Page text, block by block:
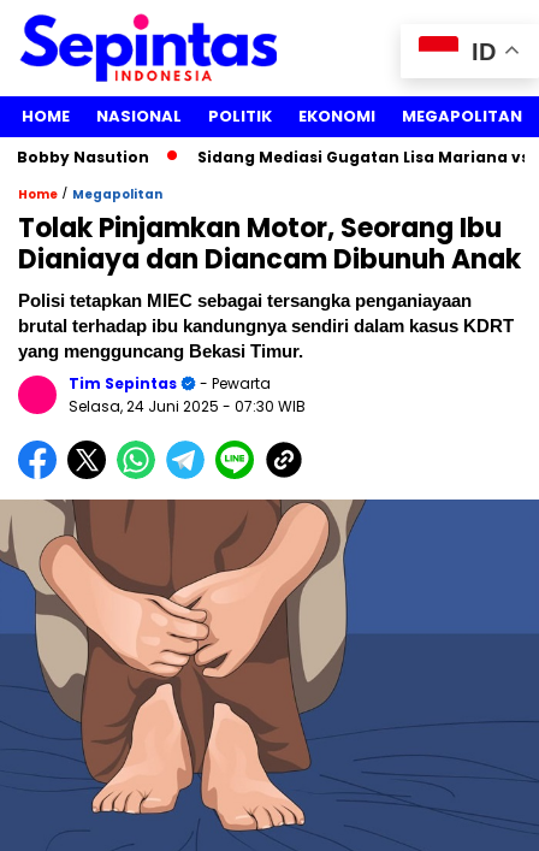
HOME NASIONAL POLITIK EKONOMI MEGAPOLITAN
Nasution Sidang Mediasi Gugatan Lisa Mariana vs
Home / Megapolitan
Tolak Pinjamkan Motor, Seorang Ibu
Dianiaya dan Diancam Dibunuh Anak
Polisi tetapkan MIEC sebagai tersangka penganiayaan
brutal terhadap ibu kandungnya sendiri dalam kasus KDRT
yang mengguncang Bekasi Timur.
Tim Sepintas
- Pewarta
Selasa, 24 Juni 2025 - 07:30 WIB
ID